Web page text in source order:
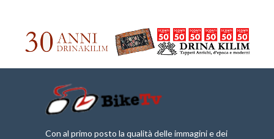
Con al primo posto la qualità delle immagini e dei